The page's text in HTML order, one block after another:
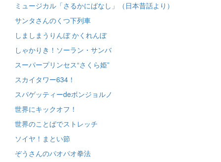
ミュージカル「さるかにばなし」（日本昔話より）
サンタさんのくつ下列車
しましまうりんぼ かくれんぼ
しゃかりき！ソーラン・サンバ
スーパープリンセス“さくら姫”
スカイタワー634！
スパゲッティーdeボンジョルノ
世界にキックオフ！
世界のことばでストレッチ
ソイヤ！まとい節
ぞうさんのパオパオ拳法